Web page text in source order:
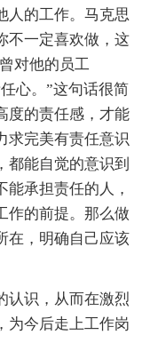
人的工作。马克思
不一定喜欢做，这
对他的员工
心。”这句话很简
度的责任感，才能
求完美有责任意识
都能自觉的意识到
承担责任的人，
作的前提。那么做
在，明确自己应该
认识，从而在激烈
为今后走上工作岗